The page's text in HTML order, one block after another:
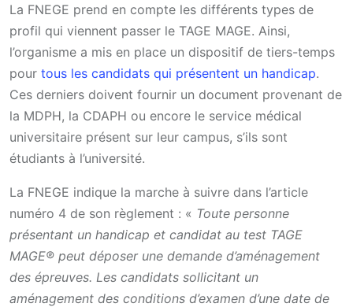
La FNEGE prend en compte les différents types de
profil qui viennent passer le TAGE MAGE. Ainsi,
l’organisme a mis en place un dispositif de tiers-temps
pour tous les candidats qui présentent un handicap.
Ces derniers doivent fournir un document provenant de
la MDPH, la CDAPH ou encore le service médical
universitaire présent sur leur campus, s’ils sont
étudiants à l’université.
La FNEGE indique la marche à suivre dans l’article
numéro 4 de son règlement : « Toute personne
présentant un handicap et candidat au test TAGE
MAGE® peut déposer une demande d’aménagement
des épreuves. Les candidats sollicitant un
aménagement des conditions d’examen d’une date de